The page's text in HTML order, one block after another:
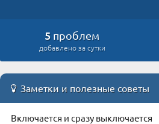
5 проблем
добавлено за сутки
Заметки и полезные советы
Включается и сразу выключается